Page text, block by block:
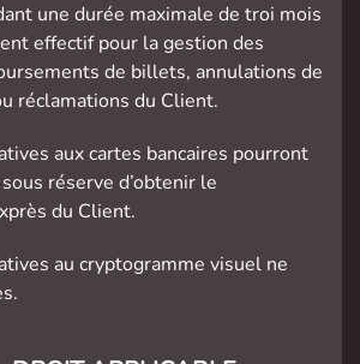
une durée maximale de troi mois
effectif pour la gestion des
de billets, annulations de
réclamations du Client.
aux cartes bancaires pourront
réserve d’obtenir le
du Client.
au cryptogramme visuel ne